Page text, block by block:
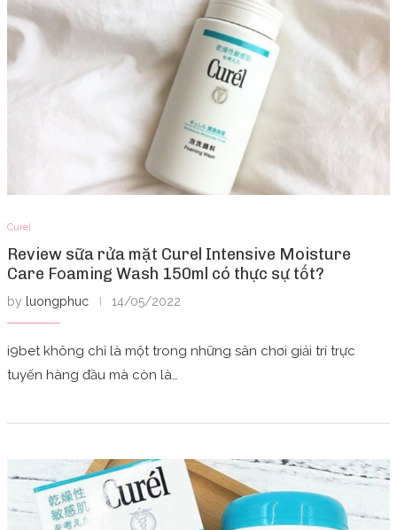
Curel
Review sữa rửa mặt Curel Intensive Moisture
Care Foaming Wash 150ml có thực sự tốt?
by luongphuc 14/05/2022
i9bet không chỉ là một trong những sân chơi giải trí trực
tuyến hàng đầu mà còn là…